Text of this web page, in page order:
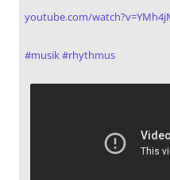
youtube.com/
#musik#rhythmus